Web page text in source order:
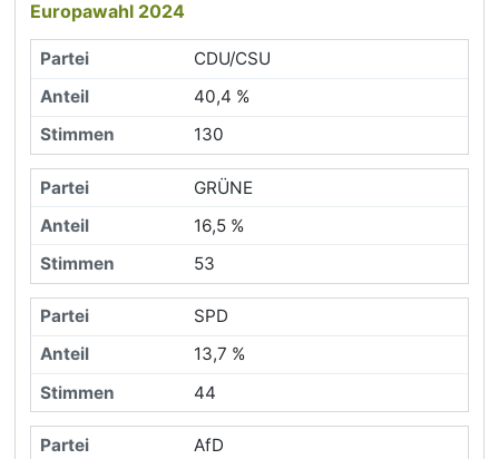
Europawahl 2024
CDU/CSU
40,4 %
130
GRÜNE
16,5 %
53
SPD
13,7 %
44
AfD